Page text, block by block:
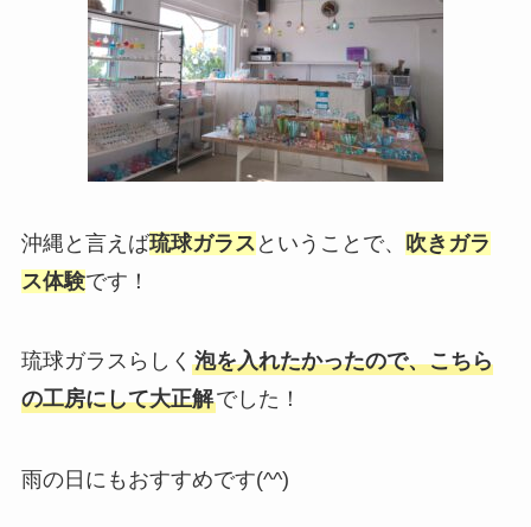
沖縄と言えば琉球ガラス ということで、 吹きガラ
ス体験です！
琉球ガラスらしく 泡を入れたかったので、こちら
の工房にして大正解でした！
雨の日にもおすすめです(^^)